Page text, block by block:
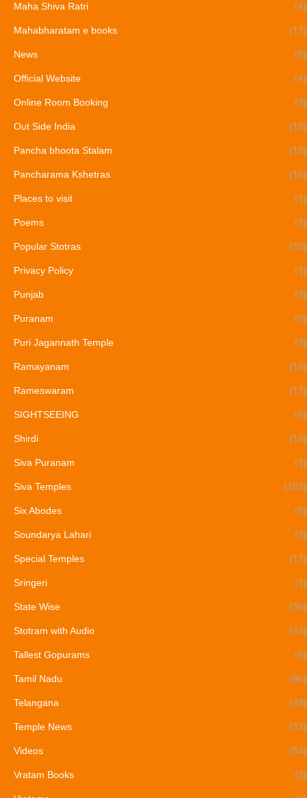
Maha Shiva Ratri (4)
Mahabharatam e books (17)
News (6)
Official Website (4)
Online Room Booking (3)
Out Side India (10)
Pancha bhoota Stalam (12)
Pancharama Kshetras (16)
Places to visit (1)
Poems (1)
Popular Stotras (30)
Privacy Policy (1)
Punjab (3)
Puranam (9)
Puri Jagannath Temple (3)
Ramayanam (10)
Rameswaram (17)
SIGHTSEEING (6)
Shirdi (10)
Siva Puranam (1)
Siva Temples (102)
Six Abodes (8)
Soundarya Lahari (2)
Special Temples (17)
Sringeri (1)
State Wise (36)
Stotram with Audio (24)
Tallest Gopurams (6)
Tamil Nadu (96)
Telangana (49)
Temple News (33)
Videos (54)
Vratam Books (2)